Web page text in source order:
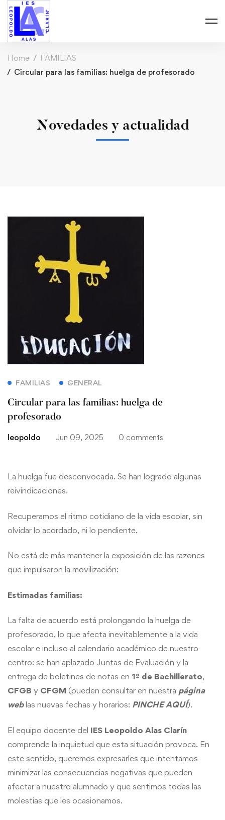
Home
FAMILIAS
Circular para las familias: huelga de profesorado
Novedades y actualidad
FAMILIAS GENERAL
Circular para las familias: huelga de
profesorado
leopoldo Jun 09, 2025 0 comments
La huelga fue desconvocada. Se han logrado algunas
reivindicaciones.
Recuperamos el ritmo cotidiano de la vida escolar, sin
olvidar lo acordado, ni lo pendiente.
No está de más mantener la exposición de las razones
que impulsaron la movilización:
Estimadas familias:
La falta de acuerdo está prolongando la huelga de
profesorado, lo que afecta inevitablemente a la vida
escolar e incluso al calendario académico de nuestro
centro: se han aplazado Juntas de Evaluación y la
entrega de boletines de notas en 1º de Bachillerato,
CFGB y CFGM (pueden consultar en nuestra página
weblas nuevas fechas y horarios: PINCHE AQUÍ).
El equipo docente del IES Leopoldo Alas Clarín
comprende la inquietud que esta situación provoca. En
este sentido, queremos expresarles que intentamos
minimizar las consecuencias negativas que pueden
afectar a nuestro alumnado y que sentimos todas las
molestias que les ocasionamos.